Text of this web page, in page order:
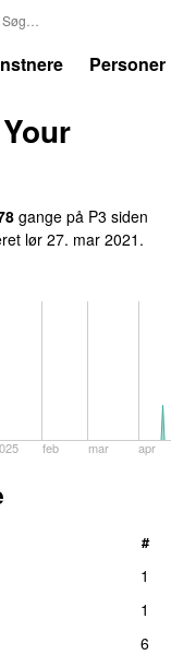
Personer
gange på P3 siden
lør 27. mar 2021 .
feb mar apr
#
1
1
6